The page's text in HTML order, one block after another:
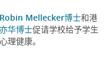
Robin Mellecker博士和港
华博士促请学校给予学生
理健康。